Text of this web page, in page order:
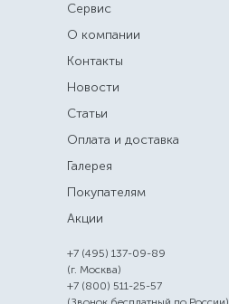
Сервис
О компании
Контакты
Новости
Статьи
Оплата и доставка
Галерея
Покупателям
Акции
+7 (495) 137-09-89
(г. Москва)
+7 (800) 511-25-57